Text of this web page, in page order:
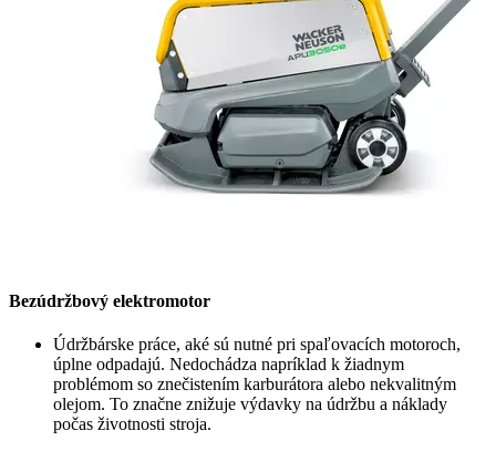
Bezúdržbový elektromotor
Údržbárske práce, aké sú nutné pri spaľovacích motoroch,
úplne odpadajú. Nedochádza napríklad k žiadnym
problémom so znečistením karburátora alebo nekvalitným
olejom. To značne znižuje výdavky na údržbu a náklady
počas životnosti stroja.